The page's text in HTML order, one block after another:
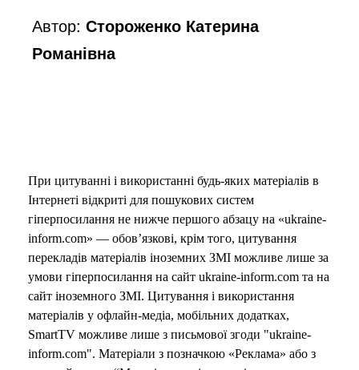
Автор:Стороженко Катерина
Романівна
При цитуванні і використанні будь-яких матеріалів в
Інтернеті відкриті для пошукових систем
гіперпосилання не нижче першого абзацу на «ukraine-
inform.com» — обов’язкові, крім того, цитування
перекладів матеріалів іноземних ЗМІ можливе лише за
умови гіперпосилання на сайт ukraine-inform.com та на
сайт іноземного ЗМІ. Цитування і використання
матеріалів у офлайн-медіа, мобільних додатках,
SmartTV можливе лише з письмової згоди "ukraine-
inform.com". Матеріали з позначкою «Реклама» або з